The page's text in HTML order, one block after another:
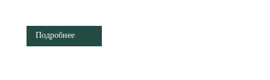
Подробнее